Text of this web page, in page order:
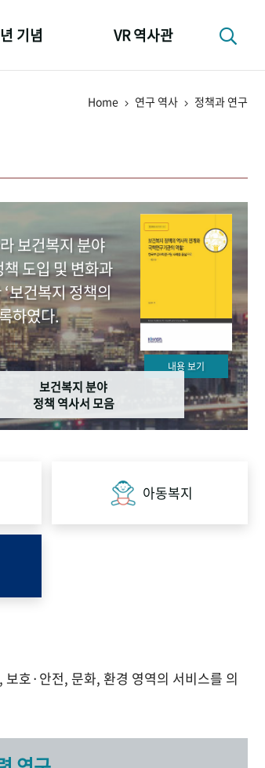
기념 VR 역사관
Home 연구 역사 정책과 연구
보건복지 분야
도입 및 변화과
보건복지 정책의
하였다.
내용 보기
보건복지 분야
정책 역사서 모음
아동복지
호·안전, 문화, 환경 영역의 서비스를 의